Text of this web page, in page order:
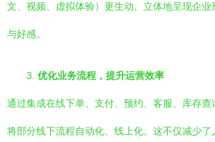
文、视频、虚拟体验）更生动、立体地呈现企业
与好感。
3. 优化业务流程，提升运营效率
通过集成在线下单、支付、预约、客服、库存查
将部分线下流程自动化、线上化。这不仅减少了